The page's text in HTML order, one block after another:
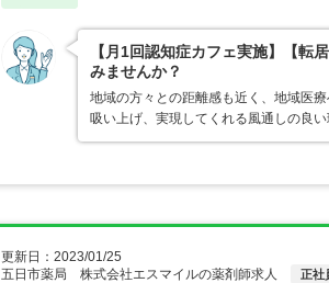
【月1回認知症カフェ実施】【転
みませんか？
地域の方々との距離感も近く、地域医
吸い上げ、実現してくれる風通しの良
更新日：2023/01/25
五日市薬局 株式会社エスマイルの薬剤師求人
正社